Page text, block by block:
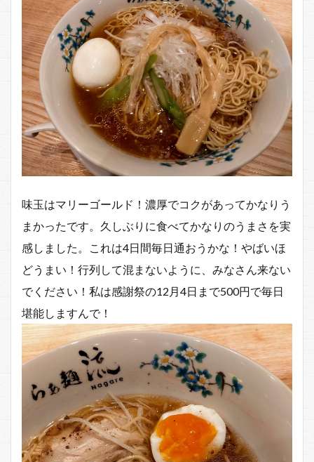
味玉はマリーゴールド！濃厚でコクがあってかなりう
まかったです。久しぶりに食べてかなりのうまさを実
感しました。これは4日間毎日通おうかな！やばいほ
どうまい！行列して混まないように、みなさん来ない
でください！私は感謝祭の12月4日まで500円で毎日
堪能しますんで！